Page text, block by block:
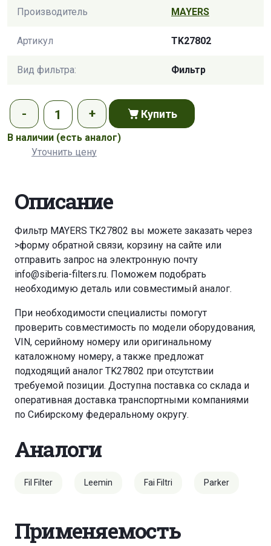
Производитель MAYERS
Артикул TK27802
Вид фильтра: Фильтр
Купить
В наличии (есть аналог)
Уточнить цену
Описание
Фильтр MAYERS TK27802 вы можете заказать через
>форму обратной связи, корзину на сайте или
отправить запрос на электронную почту
info@siberia-filters.ru. Поможем подобрать
необходимую деталь или совместимый аналог.
При необходимости специалисты помогут
проверить совместимость по модели оборудования,
VIN, серийному номеру или оригинальному
каталожному номеру, а также предложат
подходящий аналог TK27802 при отсутствии
требуемой позиции. Доступна поставка со склада и
оперативная доставка транспортными компаниями
по Сибирскому федеральному округу.
Аналоги
Fil Filter Leemin Fai Filtri Parker
Применяемость